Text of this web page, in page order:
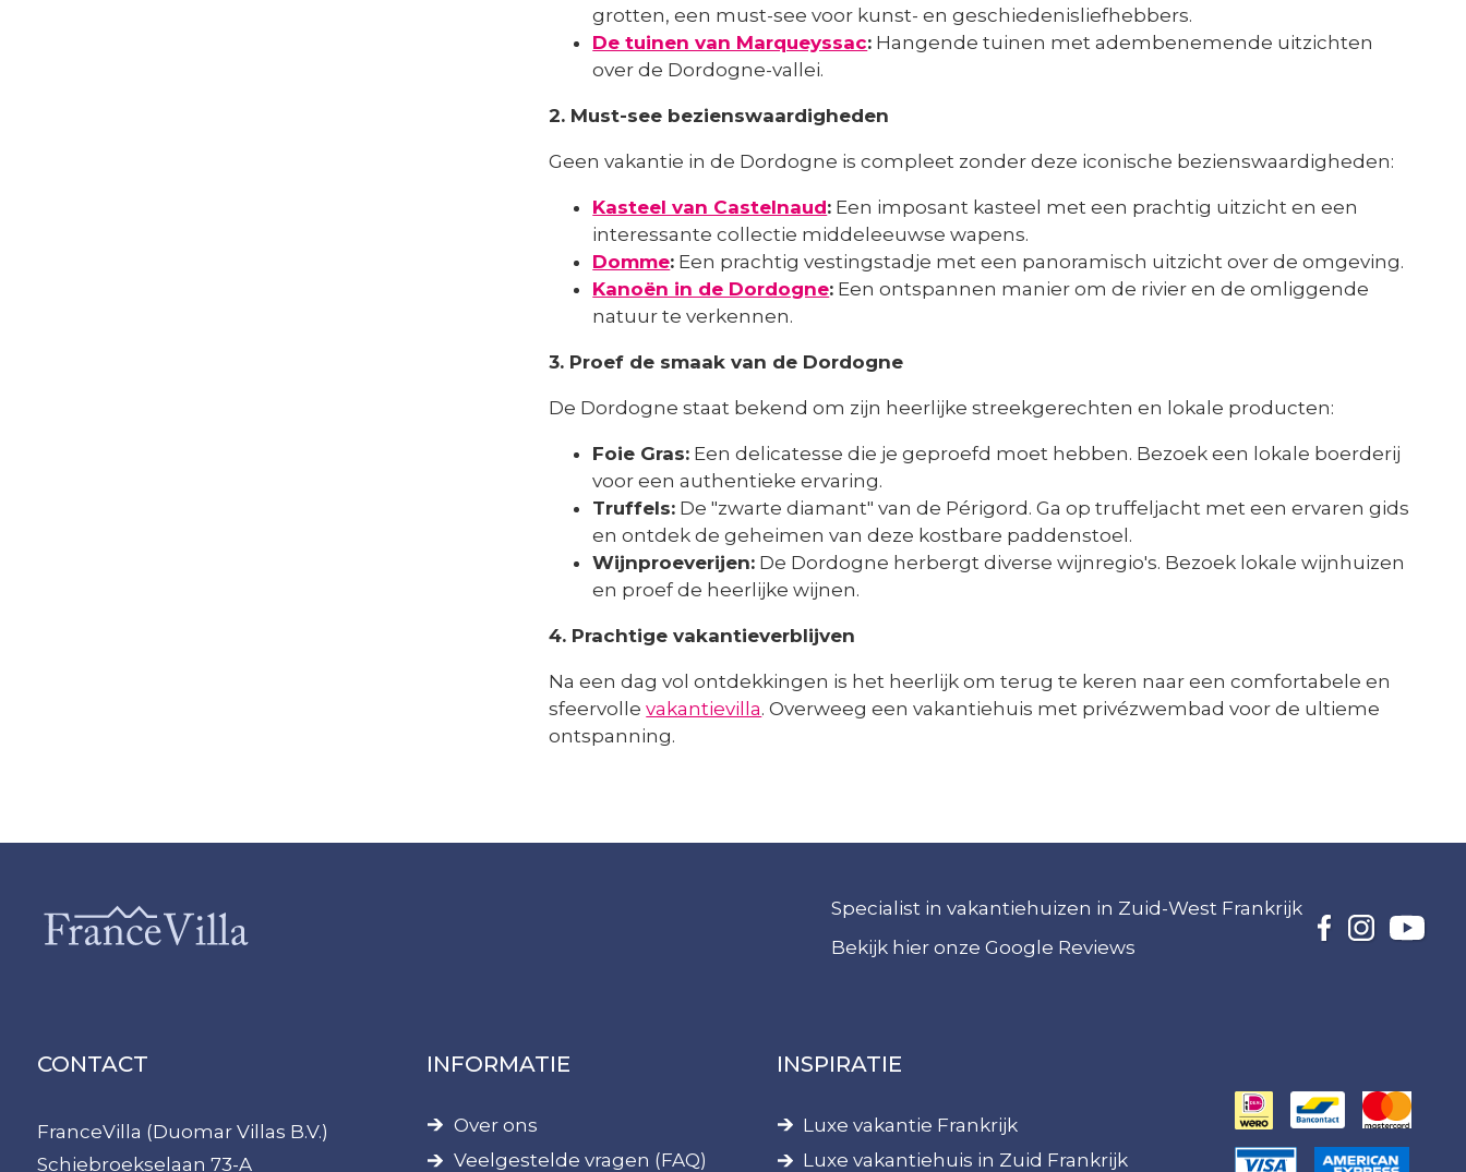
grotten, een must-see voor kunst- en geschiedenisliefhebbers.
De tuinen van Marqueyssac: Hangende tuinen met adembenemende uitzichten
over de Dordogne-vallei.
2. Must-see bezienswaardigheden
Geen vakantie in de Dordogne is compleet zonder deze iconische bezienswaardigheden:
Kasteel van Castelnaud: Een imposant kasteel met een prachtig uitzicht en een
interessante collectie middeleeuwse wapens.
Domme: Een prachtig vestingstadje met een panoramisch uitzicht over de omgeving.
Kanoën in de Dordogne: Een ontspannen manier om de rivier en de omliggende
natuur te verkennen.
3. Proef de smaak van de Dordogne
De Dordogne staat bekend om zijn heerlijke streekgerechten en lokale producten:
Foie Gras: Een delicatesse die je geproefd moet hebben. Bezoek een lokale boerderij
voor een authentieke ervaring.
Truffels: De "zwarte diamant" van de Périgord. Ga op truffeljacht met een ervaren gids
en ontdek de geheimen van deze kostbare paddenstoel.
Wijnproeverijen: De Dordogne herbergt diverse wijnregio's. Bezoek lokale wijnhuizen
en proef de heerlijke wijnen.
4. Prachtige vakantieverblijven
Na een dag vol ontdekkingen is het heerlijk om terug te keren naar een comfortabele en
sfeervollevakantievilla. Overweeg een vakantiehuis met privézwembad voor de ultieme
ontspanning.
Specialist in vakantiehuizen in Zuid-West Frankrijk
Bekijk hier onze Google Reviews
CONTACT
FranceVilla (Duomar Villas B.V.)
Schiebroekselaan 73-A
INFORMATIE
Over ons
Veelgestelde vragen (FAQ)
INSPIRATIE
Luxe vakantie Frankrijk
Luxe vakantiehuis in Zuid Frankrijk